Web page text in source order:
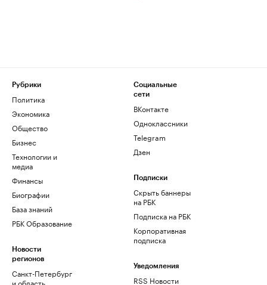
Рубрики
Политика
Экономика
Общество
Бизнес
Технологии и
медиа
Финансы
Биографии
База знаний
РБК Образование
Новости
регионов
Санкт-Петербург
и область
Социальные
сети
ВКонтакте
Одноклассники
Telegram
Дзен
Подписки
Скрыть баннеры
на РБК
Подписка на РБК
Корпоративная
подписка
Уведомления
RSS Новости